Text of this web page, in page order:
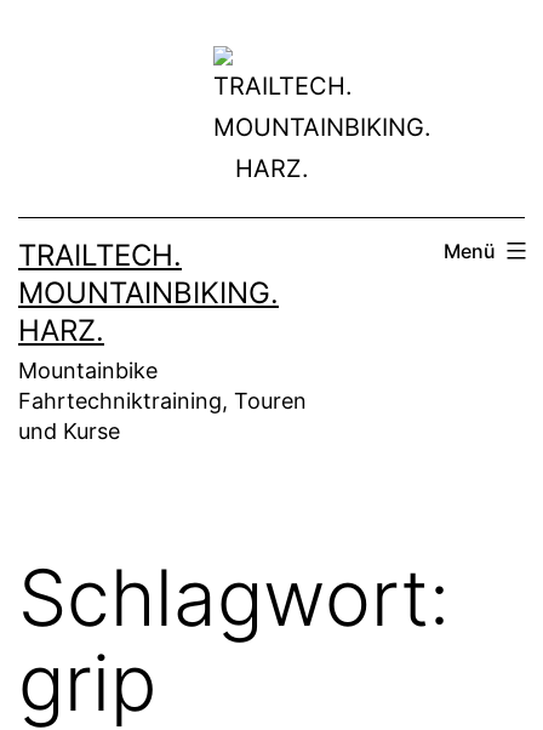
TRAILTECH.
MOUNTAINBIKING.
HARZ.
Mountainbike
Fahrtechniktraining, Touren
und Kurse
Menü
Schlagwort:
grip